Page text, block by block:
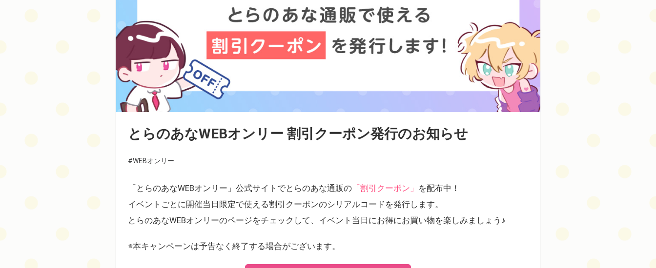
とらのあなWEBオンリー 割引クーポン発行のお知らせ
#WEBオンリー
「とらのあなWEBオンリー」公式サイトでとらのあな通販の 「割引クーポン」 を配布中！
イベントごとに開催当日限定で使える割引クーポンのシリアルコードを発行します。
とらのあなWEBオンリーのページをチェックして、イベント当日にお得にお買い物を楽しみましょう♪
※本キャンペーンは予告なく終了する場合がございます。